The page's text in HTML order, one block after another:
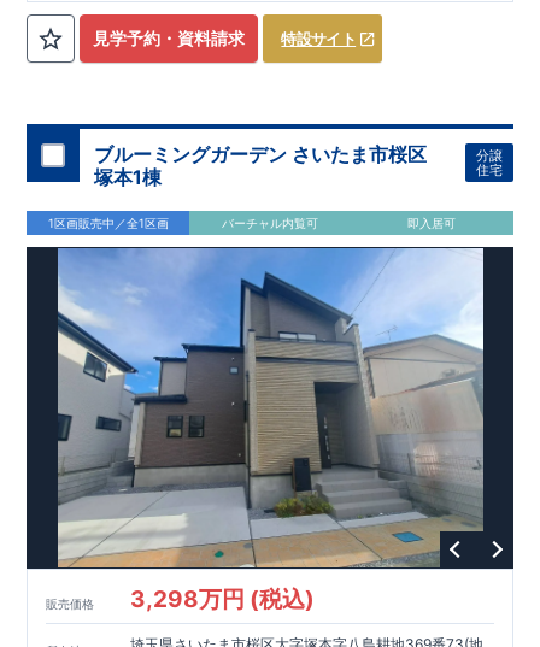
あり、
採光・通風・プライバシー性にも配慮した敷地計画で
す。
加須 徒歩13分
間取りのポイント
■ 1
号棟 LDK約19.5 帖 のゆとりあるリビング
​陽当たりよく開放
感があります。
■共通
・主寝室は将来仕切れる可変型プラン ・2階洋室2部屋にウォー
クインクローゼット設置
住宅設備のポイント
太陽光発電（フラットプラン）採用 月額サービス料
円で利用可
能
ホテルライクで実用的な洗面空間 （オープンサニタリーirodori
詳細ページへ）
家計にやさしい住宅性能
長期優良住宅 住宅ローン控除額の優遇、
固定資産税の減額期間
延長など
税制面でのメリットが受けられます。
耐震等級３＋制震ダンパー 建築基準法の1.5倍の耐震性。 地震保
険の割引（最大50％）対象です。
現地のご案内・資料請求 受付中​ ​■完成済みにつき、​
実際の
建物・設備・間取りを
​現地にてご確認いただけます。 ​
TEL
0120-44-1081
（9:30 18:30／火水曜休み）
スマートフォンで見やすい特設サイトはこちら
見学予約・資料請求 特設サイト
ブルーミングガーデン さいたま市桜区
塚本1棟
分譲
住宅
1区画販売中／全1区画 バーチャル内覧可 即入居可
販売価格 3,298万円 (税込)